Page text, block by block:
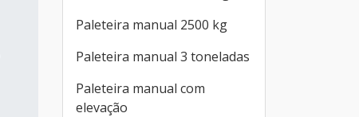
Paleteira manual 2500 kg
Paleteira manual 3 toneladas
Paleteira manual com
elevação